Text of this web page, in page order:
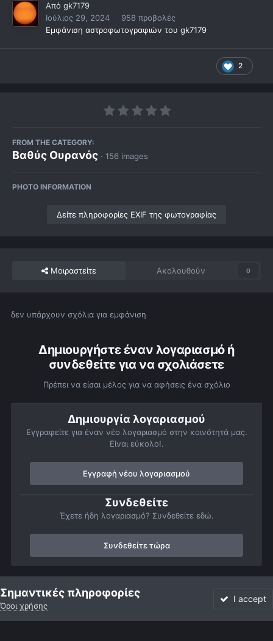
Από gk7179
Ιούλιος 29, 2024
958 προβολές
Εμφάνιση αστροφωτογραφιών του gk7179
2
FROM THE CATEGORY:
Βαθύς Ουρανός · 156 images
PHOTO INFORMATION
Δείτε πληροφορίες EXIF της φωτογραφίας
Μοιραστείτε Ακολουθούν 0
δεν υπάρχουν σχόλια για εμφάνιση
Δημιουργήστε έναν λογαριασμό ή
συνδεθείτε για να σχολιάσετε
Πρέπει να είσαι μέλος για να αφήσεις ένα σχόλιο
Δημιουργία λογαριασμού
Εγγραφείτε για έναν νέο λογαριασμό στην κοινότητά μας.
Είναι εύκολο!.
Εγγραφή νέου λογαριασμού
Συνδεθείτε
Έχετε ήδη λογαριασμό? Συνδεθείτε εδώ.
Συνδεθείτε τώρα
Αρχή Αστροφωτογραφίες Βαθύς Ουρανός
Σημαντικές πληροφορίες
Όροι χρήσης
I accept
Forum